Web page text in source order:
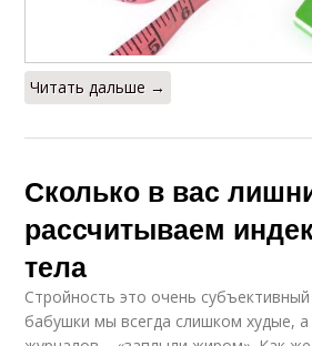
Читать дальше →
Сколько в вас
рассчитываем
тела
Стройность это очень
бабушки мы всегда слишком худые, а